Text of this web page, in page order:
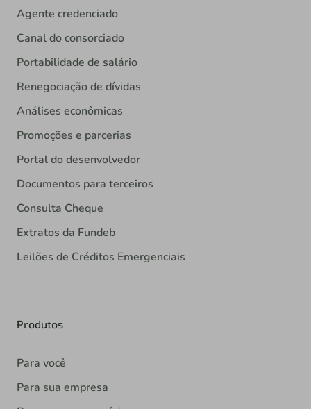
Agente credenciado
Canal do consorciado
Portabilidade de salário
Renegociação de dívidas
Análises econômicas
Promoções e parcerias
Portal do desenvolvedor
Documentos para terceiros
Consulta Cheque
Extratos da Fundeb
Leilões de Créditos Emergenciais
Produtos
Para você
Para sua empresa